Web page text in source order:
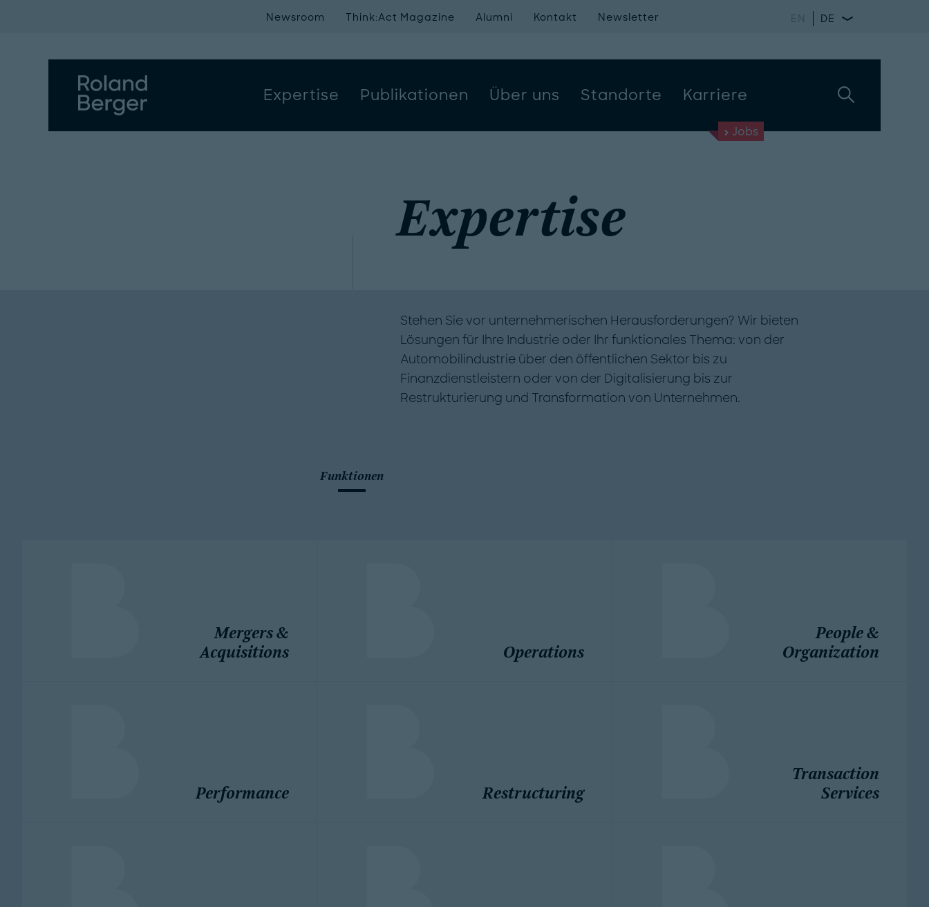
Expertise Publikationen Über uns Standorte Karriere
Newsroom Think:Act Magazine Alumni Kontakt Newsletter EN DE
Jobs
Expertise
Stehen Sie vor unternehmerischen Herausforderungen? Wir bieten
Lösungen für Ihre Industrie oder Ihr funktionales Thema: von der
Automobilindustrie über den öffentlichen Sektor bis zu
Finanzdienstleistern oder von der Digitalisierung bis zur
Restrukturierung und Transformation von Unternehmen.
Funktionen
Mergers &
Acquisitions
Operations
People &
Organization
Performance Restructuring
Transaction
Services